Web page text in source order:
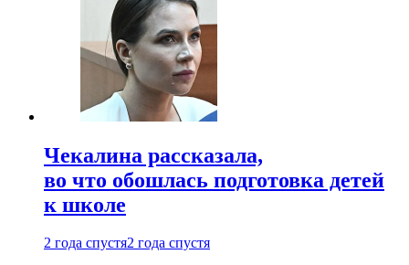
Чекалина рассказала,
во что обошлась подготовка детей
к школе
2 года спустя2 года спустя